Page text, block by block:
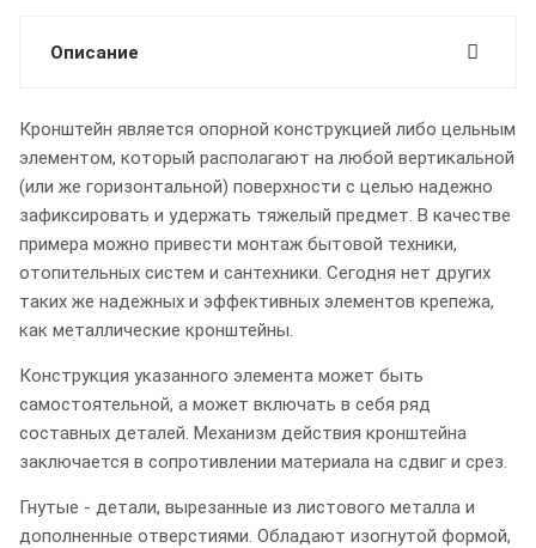
Описание
Кронштейн является опорной конструкцией либо цельным
элементом, который располагают на любой вертикальной
(или же горизонтальной) поверхности с целью надежно
зафиксировать и удержать тяжелый предмет. В качестве
примера можно привести монтаж бытовой техники,
отопительных систем и сантехники. Сегодня нет других
таких же надежных и эффективных элементов крепежа,
как металлические кронштейны.
Конструкция указанного элемента может быть
самостоятельной, а может включать в себя ряд
составных деталей. Механизм действия кронштейна
заключается в сопротивлении материала на сдвиг и срез.
Гнутые - детали, вырезанные из листового металла и
дополненные отверстиями. Обладают изогнутой формой,